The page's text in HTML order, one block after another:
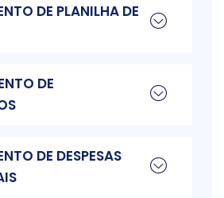
DE PLANILHA DE
DE
DE DESPESAS